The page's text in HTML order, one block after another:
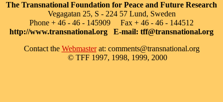
The Transnational Foundation for Peace and Future Research
Vegagatan 25, S - 224 57 Lund, Sweden
Phone + 46 - 46 - 145909 Fax + 46 - 46 - 144512
http://www.transnational.org
E-mail: tff@transnational.org
Contact the Webmasterat: comments@transnational.org
© TFF 1997, 1998, 1999, 2000